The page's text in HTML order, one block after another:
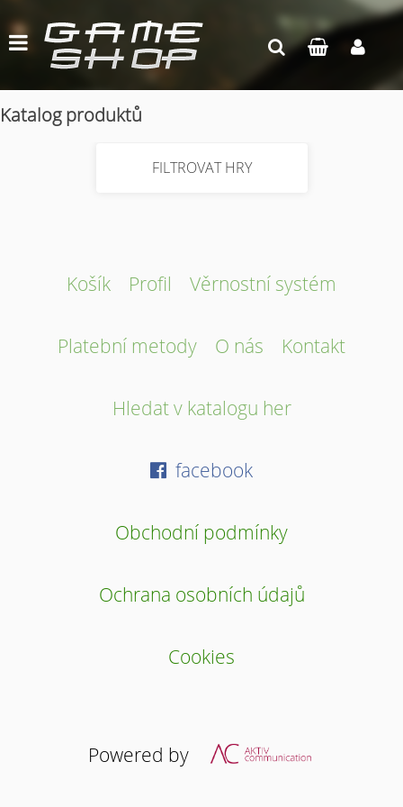
Katalog produktů
FILTROVAT HRY
Košík Profil Věrnostní systém
Platební metody O nás Kontakt
Hledat v katalogu her
facebook
Obchodní podmínky
Ochrana osobních údajů
Cookies
Powered by